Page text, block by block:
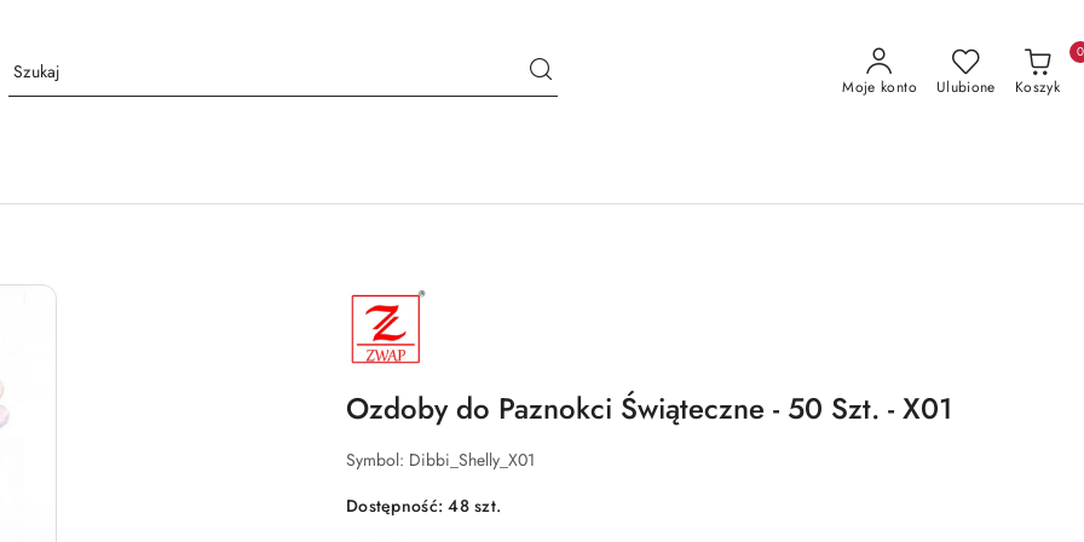
Moje konto Ulubione Koszyk
0
NAZWA
PRODUCENTA:
ZWAP
Ozdoby do Paznokci Świąteczne - 50 Szt. - X01
Symbol: Dibbi_Shelly_X01
Dostępność:48szt.